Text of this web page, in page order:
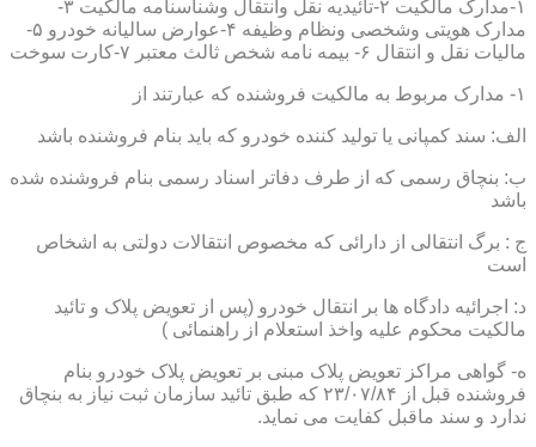
۱-مدارک مالکیت ۲-تائیدیه نقل وانتقال وشناسنامه مالکیت ۳-
مدارک هویتی وشخصی ونظام وظیفه ۴-عوارض سالیانه خودرو ۵-
مالیات نقل و انتقال ۶- بیمه نامه شخص ثالث معتبر ۷-کارت سوخت
۱- مدارک مربوط به مالکیت فروشنده که عبارتند از
الف: سند کمپانی یا تولید کننده خودرو که باید بنام فروشنده باشد
ب: بنچاق رسمی که از طرف دفاتر اسناد رسمی بنام فروشنده شده
باشد
ج : برگ انتقالی از دارائی که مخصوص انتقالات دولتی به اشخاص
است
د: اجرائیه دادگاه ها بر انتقال خودرو (پس از تعویض پلاک و تائید
مالکیت محکوم علیه واخذ استعلام از راهنمائی )
ه- گواهی مراکز تعویض پلاک مبنی بر تعویض پلاک خودرو بنام
فروشنده قبل از ۲۳/۰۷/۸۴ که طبق تائید سازمان ثبت نیاز به بنچاق
ندارد و سند ماقبل کفایت می نماید.